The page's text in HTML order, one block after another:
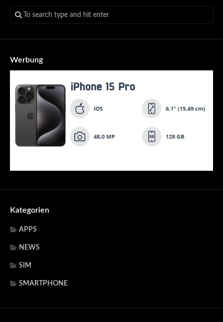
Werbung
Kategorien
APPS
NEWS
SIM
SMARTPHONE